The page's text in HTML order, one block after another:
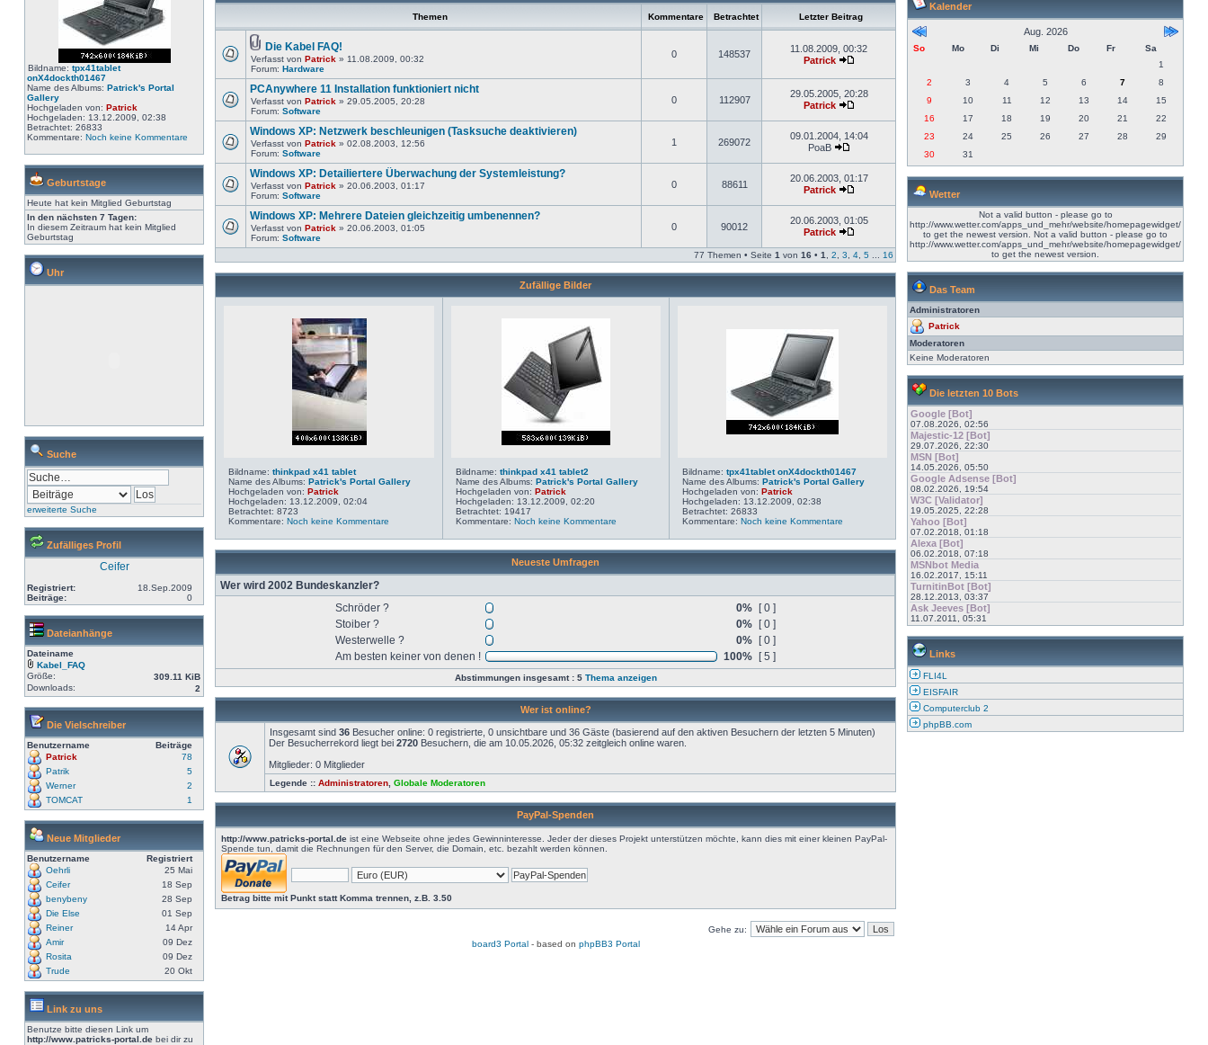
Bildname: tpx41tablet
onX4dockth01467
Name des Albums: Patrick's Portal
Gallery
Hochgeladen von: Patrick
Hochgeladen: 13.12.2009, 02:38
Betrachtet: 26833
Kommentare: Noch keine Kommentare
Geburtstage
Heute hat kein Mitglied Geburtstag
In den nächsten 7 Tagen:
In diesem Zeitraum hat kein Mitglied
Geburtstag
Uhr
Suche
erweiterte Suche
Zufälliges Profil
Ceifer
Registriert:
18.Sep.2009
Beiträge:
0
Dateianhänge
Dateiname
Kabel_FAQ
Größe:
309.11 KiB
Downloads:
2
Die Vielschreiber
Benutzername
Beiträge
Patrick
78
Patrik
5
Werner
2
TOMCAT
1
Neue Mitglieder
Benutzername
Registriert
Oehrli
25 Mai
Ceifer
18 Sep
benybeny
28 Sep
Die Else
01 Sep
Reiner
14 Apr
Amir
09 Dez
Rosita
09 Dez
Trude
20 Okt
Link zu uns
Benutze bitte diesen Link um
http://www.patricks-portal.de bei dir zu
Themen Kommentare Betrachtet Letzter Beitrag
Die Kabel FAQ!
Verfasst von Patrick » 11.08.2009, 00:32
Forum: Hardware
0 148537
11.08.2009, 00:32
Patrick
PCAnywhere 11 Installation funktioniert nicht
Verfasst von Patrick » 29.05.2005, 20:28
Forum: Software
0 112907
29.05.2005, 20:28
Patrick
Windows XP: Netzwerk beschleunigen (Tasksuche deaktivieren)
Verfasst von Patrick » 02.08.2003, 12:56
Forum: Software
1 269072
09.01.2004, 14:04
PoaB
Windows XP: Detailiertere Überwachung der Systemleistung?
Verfasst von Patrick » 20.06.2003, 01:17
Forum: Software
0 88611
20.06.2003, 01:17
Patrick
Windows XP: Mehrere Dateien gleichzeitig umbenennen?
Verfasst von Patrick » 20.06.2003, 01:05
Forum: Software
0 90012
20.06.2003, 01:05
Patrick
77 Themen • Seite 1 von 16 • 1 2 3 4 5 16
Zufällige Bilder
Bildname: thinkpad x41 tablet
Name des Albums: Patrick's Portal Gallery
Hochgeladen von: Patrick
Hochgeladen: 13.12.2009, 02:04
Betrachtet: 8723
Kommentare: Noch keine Kommentare
Bildname: thinkpad x41 tablet2
Name des Albums: Patrick's Portal Gallery
Hochgeladen von: Patrick
Hochgeladen: 13.12.2009, 02:20
Betrachtet: 19417
Kommentare: Noch keine Kommentare
Bildname: tpx41tablet onX4dockth01467
Name des Albums: Patrick's Portal Gallery
Hochgeladen von: Patrick
Hochgeladen: 13.12.2009, 02:38
Betrachtet: 26833
Kommentare: Noch keine Kommentare
Neueste Umfragen
Wer wird 2002 Bundeskanzler?
Schröder ?
0%
[ 0 ]
Stoiber ?
0%
[ 0 ]
Westerwelle ?
0%
[ 0 ]
Am besten keiner von denen !
100% [ 5 ]
Abstimmungen insgesamt : 5 Thema anzeigen
Wer ist online?
Insgesamt sind 36 Besucher online: 0 registrierte, 0 unsichtbare und 36 Gäste (basierend auf den aktiven Besuchern der letzten 5 Minuten)
Der Besucherrekord liegt bei 2720 Besuchern, die am 10.05.2026, 05:32 zeitgleich online waren.
Mitglieder: 0 Mitglieder
Legende :: Administratoren Globale Moderatoren
PayPal-Spenden
http://www.patricks-portal.de ist eine Webseite ohne jedes Gewinninteresse. Jeder der dieses Projekt unterstützen möchte, kann dies mit einer kleinen PayPal-
Spende tun, damit die Rechnungen für den Server, die Domain, etc. bezahlt werden können.
Betrag bitte mit Punkt statt Komma trennen, z.B. 3.50
Gehe zu:
board3 Portal- based on phpBB3 Portal
Kalender
Aug. 2026
So Mo Di Mi Do Fr
Sa
1
2
3 4 5 6 7
8
9
10 11 12 13 14
15
16
17 18 19 20 21
22
23
24 25 26 27 28
29
30
31
Wetter
Not a valid button - please go to
http://www.wetter.com/apps_und_mehr/website/homepagewidget/
to get the newest version. Not a valid button - please go to
http://www.wetter.com/apps_und_mehr/website/homepagewidget/
to get the newest version.
Das Team
Administratoren
Patrick
Moderatoren
Keine Moderatoren
Die letzten 10 Bots
Google [Bot]
07.08.2026, 02:56
Majestic-12 [Bot]
29.07.2026, 22:30
MSN [Bot]
14.05.2026, 05:50
Google Adsense [Bot]
08.02.2026, 19:54
W3C [Validator]
19.05.2025, 22:28
Yahoo [Bot]
07.02.2018, 01:18
Alexa [Bot]
06.02.2018, 07:18
MSNbot Media
16.02.2017, 15:11
TurnitinBot [Bot]
28.12.2013, 03:37
Ask Jeeves [Bot]
11.07.2011, 05:31
Links
FLI4L
EISFAIR
Computerclub 2
phpBB.com